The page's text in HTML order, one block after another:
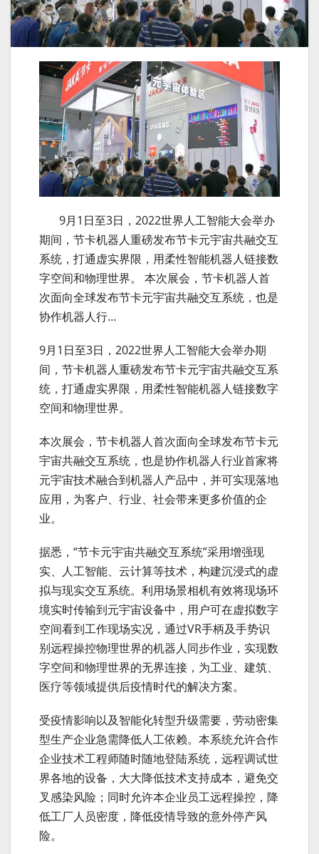
9月1日至3日，2022世界人工智能大会举办
期间，节卡机器人重磅发布节卡元宇宙共融交互
系统，打通虚实界限，用柔性智能机器人链接数
字空间和物理世界。 本次展会，节卡机器人首
次面向全球发布节卡元宇宙共融交互系统，也是
协作机器人行…
9月1日至3日，2022世界人工智能大会举办期
间，节卡机器人重磅发布节卡元宇宙共融交互系
统，打通虚实界限，用柔性智能机器人链接数字
空间和物理世界。
本次展会，节卡机器人首次面向全球发布节卡元
宇宙共融交互系统，也是协作机器人行业首家将
元宇宙技术融合到机器人产品中，并可实现落地
应用，为客户、行业、社会带来更多价值的企
业。
据悉，“节卡元宇宙共融交互系统”采用增强现
实、人工智能、云计算等技术，构建沉浸式的虚
拟与现实交互系统。利用场景相机有效将现场环
境实时传输到元宇宙设备中，用户可在虚拟数字
空间看到工作现场实况，通过VR手柄及手势识
别远程操控物理世界的机器人同步作业，实现数
字空间和物理世界的无界连接，为工业、建筑、
医疗等领域提供后疫情时代的解决方案。
受疫情影响以及智能化转型升级需要，劳动密集
型生产企业急需降低人工依赖。本系统允许合作
企业技术工程师随时随地登陆系统，远程调试世
界各地的设备，大大降低技术支持成本，避免交
叉感染风险；同时允许本企业员工远程操控，降
低工厂人员密度，降低疫情导致的意外停产风
险。